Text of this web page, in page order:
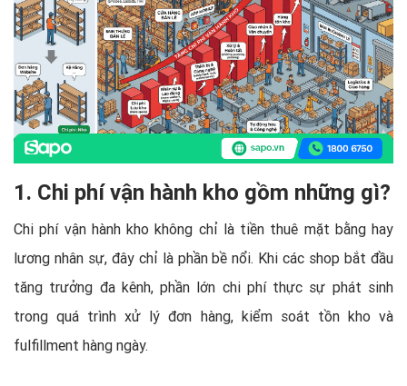
1. Chi phí vận hành kho gồm những gì?
Chi phí vận hành kho không chỉ là tiền thuê mặt bằng hay
lương nhân sự, đây chỉ là phần bề nổi. Khi các shop bắt đầu
tăng trưởng đa kênh, phần lớn chi phí thực sự phát sinh
trong quá trình xử lý đơn hàng, kiểm soát tồn kho và
fulfillment hàng ngày.